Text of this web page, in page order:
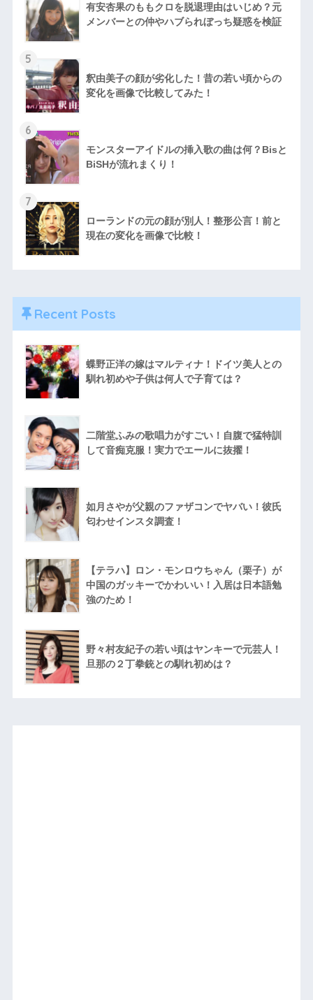
有安杏果のももクロを脱退理由はいじめ？元
メンバーとの仲やハブられぼっち疑惑を検証
5
釈由美子の顔が劣化した！昔の若い頃からの
変化を画像で比較してみた！
6
モンスターアイドルの挿入歌の曲は何？Bisと
BiSHが流れまくり！
7
ローランドの元の顔が別人！整形公言！前と
現在の変化を画像で比較！
Recent Posts
蝶野正洋の嫁はマルティナ！ドイツ美人との
馴れ初めや子供は何人で子育ては？
二階堂ふみの歌唱力がすごい！自腹で猛特訓
して音痴克服！実力でエールに抜擢！
如月さやが父親のファザコンでヤバい！彼氏
匂わせインスタ調査！
【テラハ】ロン・モンロウちゃん（栗子）が
中国のガッキーでかわいい！入居は日本語勉
強のため！
野々村友紀子の若い頃はヤンキーで元芸人！
旦那の２丁拳銃との馴れ初めは？